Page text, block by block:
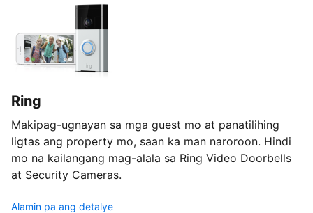
Ring
Makipag-ugnayan sa mga guest mo at panatilihing
ligtas ang property mo, saan ka man naroroon. Hindi
mo na kailangang mag-alala sa Ring Video Doorbells
at Security Cameras.
Alamin pa ang detalye